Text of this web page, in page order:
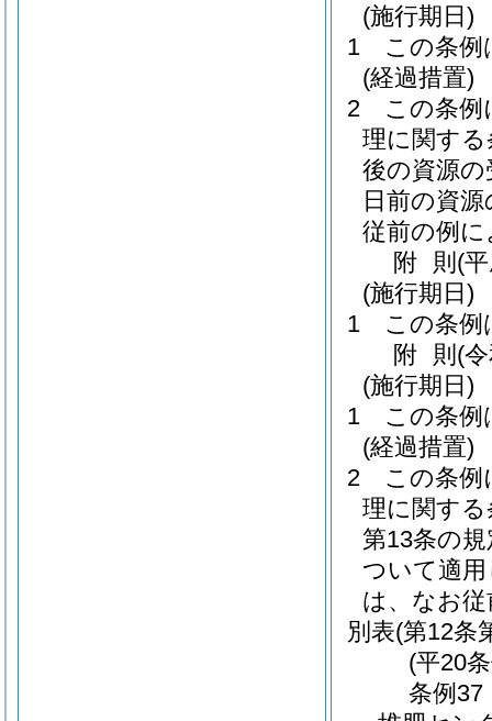
(施行期日)
1
この条例
(経過措置)
2
この条例
理に関す
後の資源
日前の資
従前の例
附 則 (
(施行期日)
1
この条例
附 則 (
(施行期日)
1
この条例
(経過措置)
2
この条例
理に関する
第13条の
ついて適
は、なお
別表(第12条
(平20
条例37